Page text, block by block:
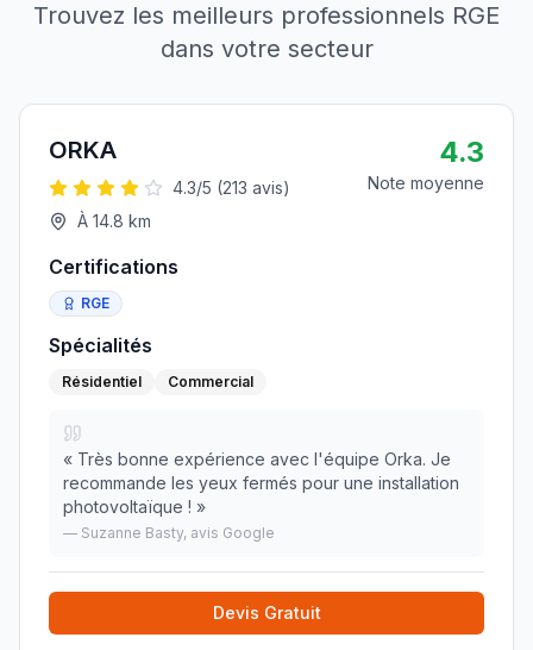
Trouvez les meilleurs professionnels RGE
dans votre secteur
ORKA
4.3/5 (213 avis)
À 14.8 km
4.3
Note moyenne
Certifications
RGE
Spécialités
Résidentiel Commercial
« Très bonne expérience avec l'équipe Orka. Je
recommande les yeux fermés pour une installation
photovoltaïque ! »
— Suzanne Basty, avis Google
Devis Gratuit